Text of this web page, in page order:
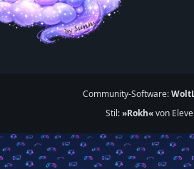
Community-Software:
Stil:»Rokh«von